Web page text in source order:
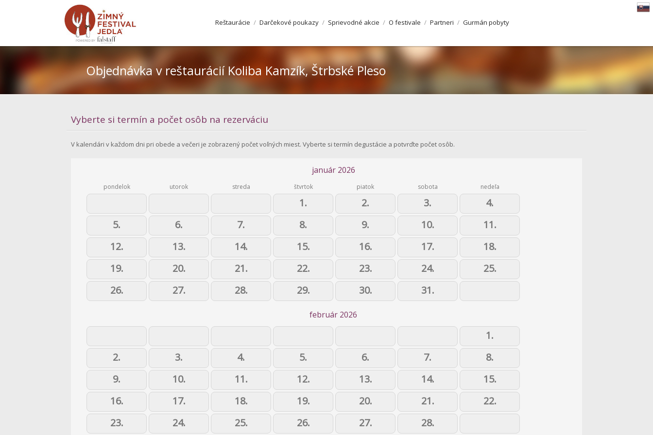
Reštaurácie / Darčekové poukazy / Sprievodné akcie / O festivale / Partneri / Gurmán pobyty
Objednávka v reštauráciíKoliba Kamzík, Štrbské Pleso
Vyberte si termín a počet osôb na rezerváciu
V kalendári v každom dni pri obede a večeri je zobrazený počet voľných miest. Vyberte si termín degustácie a potvrďte počet osôb.
január 2026
pondelok utorok streda štvrtok piatok sobota nedeľa
1. 2. 3.
4.
5.
6. 7. 8. 9. 10.
11.
12.
13. 14. 15. 16. 17.
18.
19.
20. 21. 22. 23. 24.
25.
26.
27. 28. 29. 30. 31.
február 2026
1.
2.
3. 4. 5. 6. 7.
8.
9.
10. 11. 12. 13. 14.
15.
16.
17. 18. 19. 20. 21.
22.
23.
24. 25. 26. 27. 28.